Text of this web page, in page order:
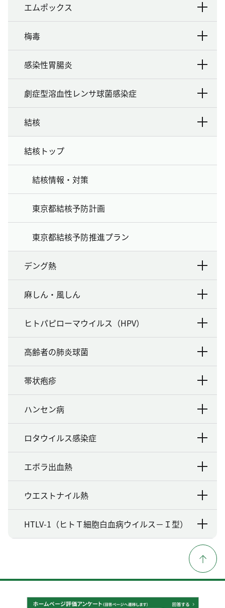
エムポックス
梅毒
感染性胃腸炎
劇症型溶血性レンサ球菌感染症
結核
結核トップ
結核情報・対策
東京都結核予防計画
東京都結核予防推進プラン
デング熱
麻しん・風しん
ヒトパピローマウイルス（HPV）
高齢者の肺炎球菌
帯状疱疹
ハンセン病
ロタウイルス感染症
エボラ出血熱
ウエストナイル熱
HTLV-1（ヒトＴ細胞白血病ウイルス－Ｉ型）